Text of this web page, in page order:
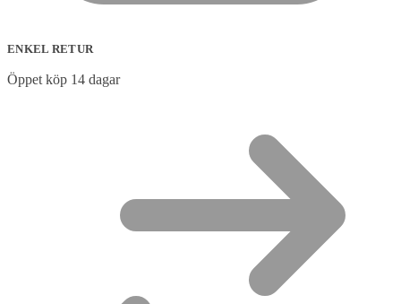
ENKEL RETUR
Öppet köp 14 dagar